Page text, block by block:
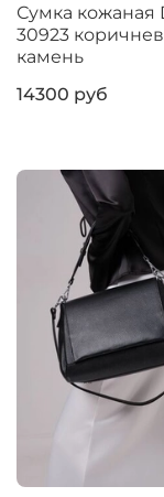
Сумка кожаная
30923
камень
14300 руб